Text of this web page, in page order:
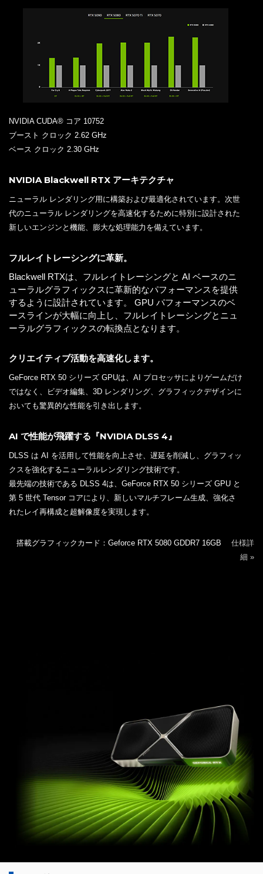
NVIDIA CUDA® コア 10752
ブースト クロック 2.62 GHz
ベース クロック 2.30 GHz
NVIDIA Blackwell RTX アーキテクチャ
ニューラル レンダリング用に構築および最適化されています。次世
代のニューラル レンダリングを高速化するために特別に設計された
新しいエンジンと機能、膨大な処理能力を備えています。
フルレイトレーシングに革新。
Blackwell RTXは、フルレイトレーシングと AI ベースのニ
ューラルグラフィックスに革新的なパフォーマンスを提供
するように設計されています。 GPU パフォーマンスのベ
ースラインが大幅に向上し、フルレイトレーシングとニュ
ーラルグラフィックスの転換点となります。
クリエイティブ活動を高速化します。
GeForce RTX 50 シリーズ GPUは、AI プロセッサによりゲームだけ
ではなく、ビデオ編集、3D レンダリング、グラフィックデザインに
おいても驚異的な性能を引き出します。
AI で性能が飛躍する『NVIDIA DLSS 4』
DLSS は AI を活用して性能を向上させ、遅延を削減し、グラフィッ
クスを強化するニューラルレンダリング技術です。
最先端の技術である DLSS 4は、GeForce RTX 50 シリーズ GPU と
第 5 世代 Tensor コアにより、新しいマルチフレーム生成、強化さ
れたレイ再構成と超解像度を実現します。
搭載グラフィックカード：Geforce RTX 5080 GDDR7 16GB 仕様詳
細 »